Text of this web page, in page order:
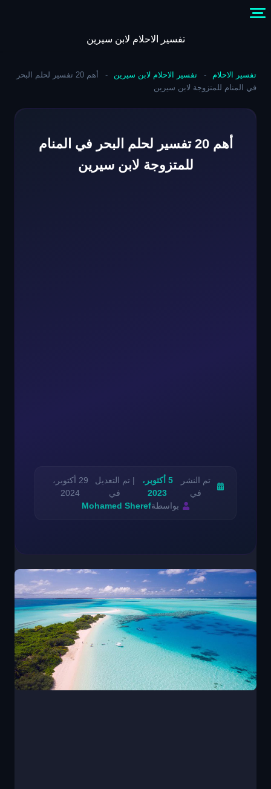
content
تفسير الاحلام لابن سيرين
تفسير الاحلام - تفسير الاحلام لابن سيرين -
أهم 20 تفسير لحلم البحر
في المنام للمتزوجة لابن سيرين
أهم 20 تفسير لحلم البحر في المنام
للمتزوجة لابن سيرين
تم النشر
في
5 أكتوبر،
2023
| تم التعديل
في
29 أكتوبر،
2024
بواسطةMohamed Sheref